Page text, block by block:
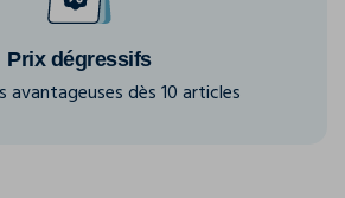
Prix dégressifs
avantageuses dès 10 articles